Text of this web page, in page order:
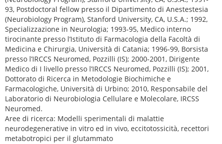
93, Postdoctoral fellow presso il Dipartimento di Anestestesia
(Neurobiology Program), Stanford University, CA, U.S.A.; 1992,
Specializzazione in Neurologia; 1993-95, Medico interno
tirocinante presso l’Istituto di Farmacologia della Facoltà di
Medicina e Chirurgia, Università di Catania; 1996-99, Borsista
presso l’IRCCS Neuromed, Pozzilli (IS); 2000-2001, Dirigente
Medico di I livello presso l’IRCCS Neuromed, Pozzilli (IS); 2001,
Dottorato di Ricerca in Metodologie Biochimiche e
Farmacologiche, Università di Urbino; 2010, Responsabile del
Laboratorio di Neurobiologia Cellulare e Molecolare, IRCSS
Neuromed.
Aree di ricerca: Modelli sperimentali di malattie
neurodegenerative in vitro ed in vivo, eccitotossicità, recettori
metabotropici per il glutammato